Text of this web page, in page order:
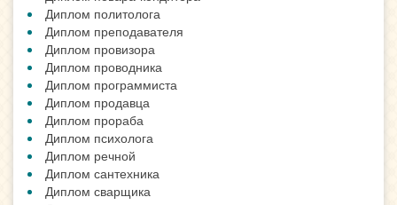
Диплом политолога
Диплом преподавателя
Диплом провизора
Диплом проводника
Диплом программиста
Диплом продавца
Диплом прораба
Диплом психолога
Диплом речной
Диплом сантехника
Диплом сварщика